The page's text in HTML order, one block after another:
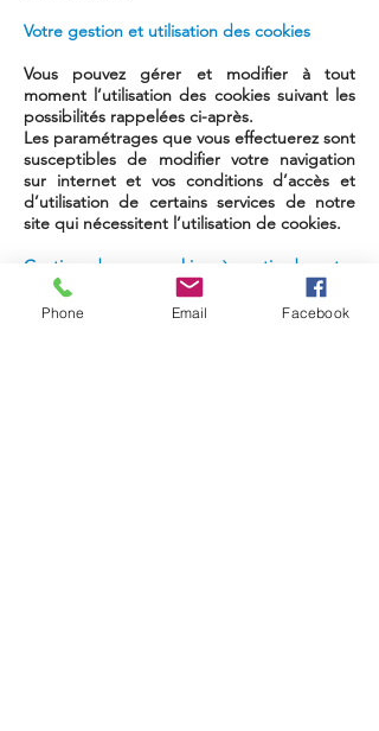
Votre gestion et utilisation des cookies
Vous pouvez gérer et modifier à tout
moment l’utilisation des cookies suivant les
possibilités rappelées ci-après.
Les paramétrages que vous effectuerez sont
susceptibles de modifier votre navigation
sur internet et vos conditions d’accès et
d’utilisation de certains services de notre
site qui nécessitent l’utilisation de cookies.
Gestion de vos cookies à partir de votre
logiciel de navigation
Phone Email Facebook